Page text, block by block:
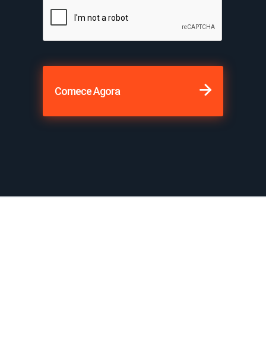
Comece Agora